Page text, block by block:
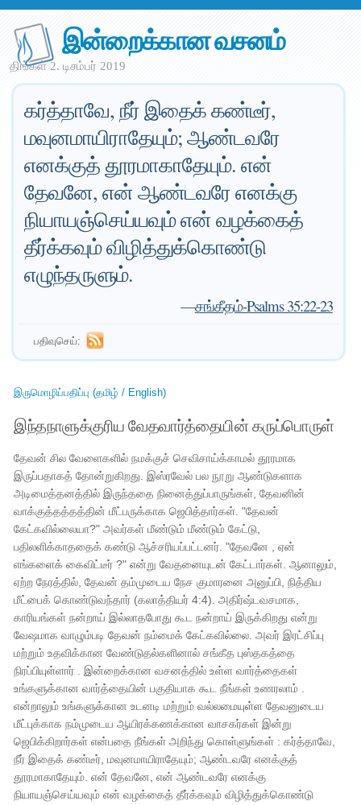
இன்றைக்கான வசனம்
திங்கள் 2. டிசம்பர் 2019
கர்த்தாவே, நீர் இதைக் கண்டீர்,
மவுனமாயிராதேயும்; ஆண்டவரே
எனக்குத் தூரமாகாதேயும். என்
தேவனே, என் ஆண்டவரே எனக்கு
நியாயஞ்செய்யவும் என் வழக்கைத்
தீர்க்கவும் விழித்துக்கொண்டு
எழுந்தருளும்.
—சங்கீதம்-Psalms 35:22-23
பதிவுசெய்:
இருமொழிப்பதிப்பு (தமிழ் / English)
இந்தநாளுக்குரிய வேதவார்த்தையின் கருப்பொருள்
தேவன் சில வேளைகளில் நமக்குச் செவிசாய்க்காமல் தூரமாக
இருப்பதாகத் தோன்றுகிறது. இஸ்ரவேல் பல நூறு ஆண்டுகளாக
அடிமைத்தனத்தில் இருந்ததை நினைத்துப்பாருங்கள், தேவனின்
வாக்குத்தத்தத்தின் மீட்பருக்காக ஜெபித்தார்கள். "தேவன்
கேட்கவில்லையா?" அவர்கள் மீண்டும் மீண்டும் கேட்டு,
பதிலளிக்காததைக் கண்டு ஆச்சரியப்பட்டனர். "தேவனே , ஏன்
எங்களைக் கைவிட்டீர் ?" என்று வேதனையுடன் கேட்டார்கள். ஆனாலும்,
ஏற்ற நேரத்தில், தேவன் தம்முடைய நேச குமாரனை அனுப்பி, நித்திய
மீட்பைக் கொண்டுவந்தார் (கலாத்தியர் 4:4). அதிர்ஷ்டவசமாக,
காரியங்கள் நன்றாய் இல்லாதபோது கூட நன்றாய் இருக்கிறது என்று
வேஷமாக வாழும்படி தேவன் நம்மைக் கேட்கவில்லை. அவர் இரட்சிப்பு
மற்றும் உதவிக்கான வேண்டுதல்களினால் சங்கீத புஸ்தகத்தை
நிரப்பியுள்ளார் . இன்றைக்கான வசனத்தில் உள்ள வார்த்தைகள்
உங்களுக்கான வார்த்தையின் பகுதியாக கூட நீங்கள் உணரலாம் .
என்றாலும் உங்களுக்கான உடனடி மற்றும் வல்லமையுள்ள தேவனுடைய
மீட்புக்காக நம்முடைய ஆயிரக்கணக்கான வாசகர்கள் இன்று
ஜெபிக்கிறார்கள் என்பதை நீங்கள் அறிந்து கொள்ளுங்கள் : கர்த்தாவே,
நீர் இதைக் கண்டீர், மவுனமாயிராதேயும்; ஆண்டவரே எனக்குத்
தூரமாகாதேயும். என் தேவனே, என் ஆண்டவரே எனக்கு
நியாயஞ்செய்யவும் என் வழக்கைத் தீர்க்கவும் விழித்துக்கொண்டு